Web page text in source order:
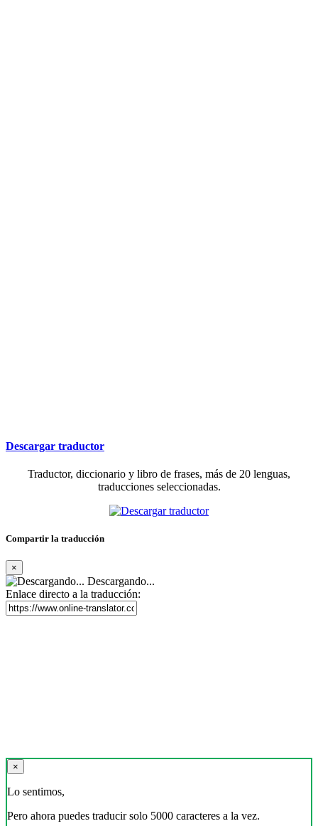
Descargar traductor
Traductor, diccionario y libro de frases, más de 20 lenguas,
traducciones seleccionadas.
Compartir la traducción
×
Descargando...
Enlace directo a la traducción:
×
Lo sentimos,
Pero ahora puedes traducir solo 5000 caracteres a la vez.